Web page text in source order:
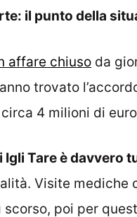
il punto della
affare chiuso da
trovato
4 milioni di
Igli Tare è davvero
Visite
poi per